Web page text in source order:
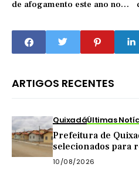
de afogamento este ano no
ARTIGOS RECENTES
QuixadáÚltimas
Prefeitura de
selecionados para
10/08/2026